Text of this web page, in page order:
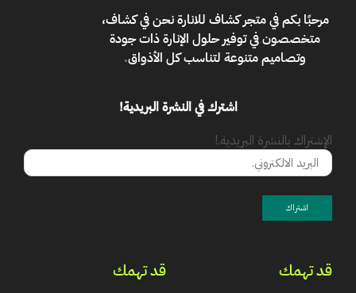
مرحبًا بكم فيمتجر كشاف للانارةنحن في كشاف،
متخصصون في توفير حلول الإنارة ذات جودة
وتصاميم متنوعة لتناسب كل الأذواق.
اشترك في النشرة البريدية!
الإشتراك بالنشرة البريدية.!
قد تهمك قد تهمك